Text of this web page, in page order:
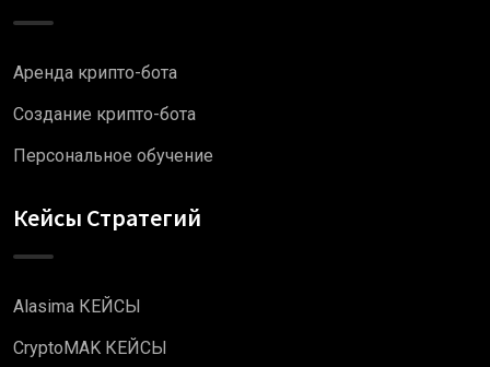
Аренда крипто-бота
Создание крипто-бота
Персональное обучение
Кейсы Стратегий
Alasima КЕЙСЫ
CryptoMAK КЕЙСЫ